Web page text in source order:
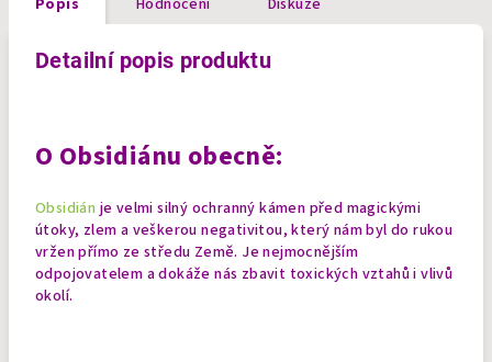
Detailní popis produktu
O Obsidiánu obecně:
Obsidián je velmi silný ochranný kámen před magickými
útoky, zlem a veškerou negativitou, který nám byl do rukou
vržen přímo ze středu Země. Je nejmocnějším
odpojovatelem a dokáže nás zbavit toxických vztahů i vlivů
okolí.